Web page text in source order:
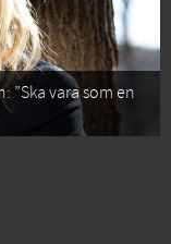
”Ska vara som en